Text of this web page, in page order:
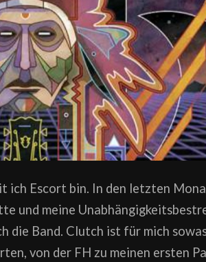
ich Escort bin. In den letzten
und meine
die Band. Clutch ist für mich
von der FH zu meinen ersten